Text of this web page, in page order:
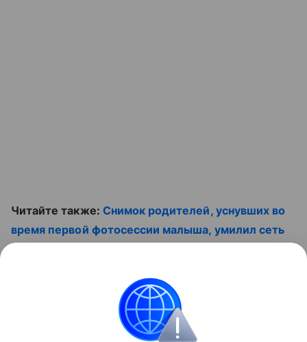
Читайте также: Снимок родителей, уснувших во
время первой фотосессии малыша, умилил сеть
Контент недоступен